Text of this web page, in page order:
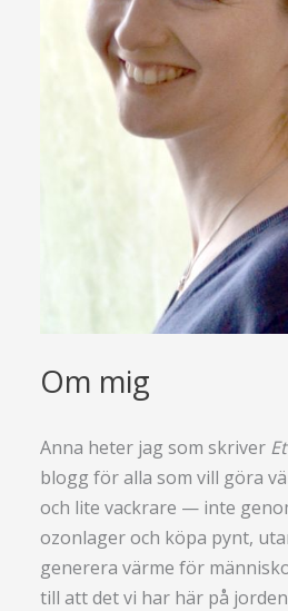
Om mig
Anna heter jag som skriver
blogg för alla som vill göra
och lite vackrare — inte
ozonlager och köpa pynt,
generera värme för
till att det vi har här på